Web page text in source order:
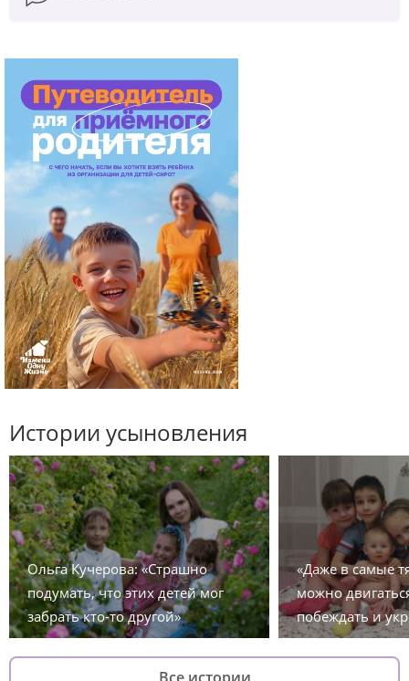
Истории усыновления
Ольга Кучерова: «Страшно
подумать, что этих детей мог
забрать кто-то другой»
«Даже в самые
можно
побеждать и